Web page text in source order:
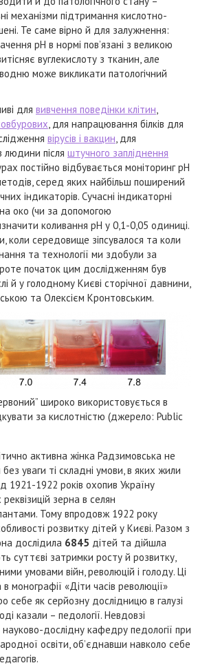
механізми підтримання кислотно-
Те саме вірно й для залужнення:
pH в нормі пов’язані з великою
вуглекислоту з тканин, але
може викликати патологічний
для вивчення поведінки клітин,
, для напрацювання білків для
вірусів і вакцин, для
людини після штучного запліднення
постійно відбувається моніторинг pH
серед яких найбільш поширений
індикаторів. Сучасні індикаторні
око (чи за допомогою
коливання pH у 0,1-0,05 одиниці.
коли середовище зіпсувалося та коли
та технології ми здобули за
початок цим дослідженням був
й у голодному Києві сторічної давнини,
та Олексієм Кронтовським.
широко використовується в
за кислотністю (джерело: Public
активна жінка Радзимовська не
уваги ті складні умови, в яких жили
1921-1922 років охопив Україну
зерна в селян
Тому впродовж 1922 року
розвитку дітей у Києві. Разом з
дослідила 6845 дітей та дійшла
суттєві затримки росту й розвитку,
умовами війн, революцій і голоду. Ці
монографії «Діти часів революції»
себе як серйозну дослідницю в галузі
казали – педології. Невдовзі
дослідну кафедру педології при
освіти, об’єднавши навколо себе